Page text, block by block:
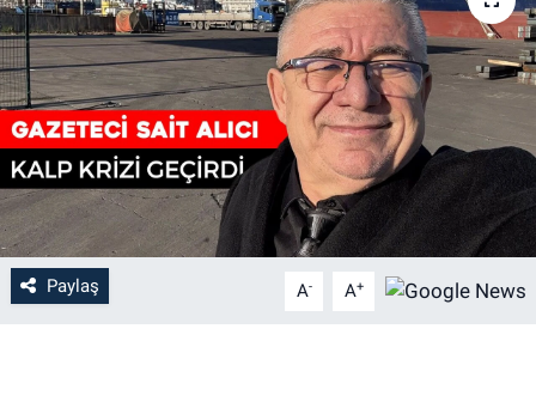
Paylaş A- A+